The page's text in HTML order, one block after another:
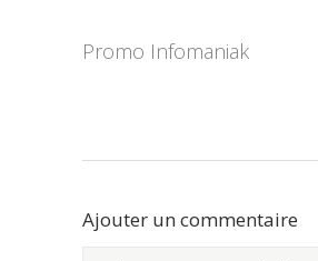
Promo Infomaniak
Ajouter un commentaire